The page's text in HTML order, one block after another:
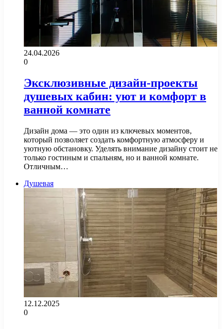
24.04.2026
0
Эксклюзивные дизайн-проекты
душевых кабин: уют и комфорт в
ванной комнате
Дизайн дома — это один из ключевых моментов,
который позволяет создать комфортную атмосферу и
уютную обстановку. Уделять внимание дизайну стоит не
только гостиным и спальням, но и ванной комнате.
Отличным…
Душевая
12.12.2025
0